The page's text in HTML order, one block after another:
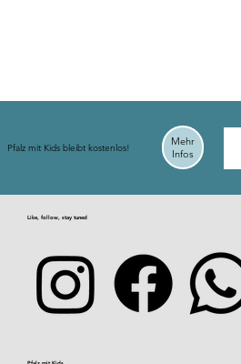
Pfalz mit Kids bleibt kostenlos!
Mehr
Infos
Like, follow, stay tuned